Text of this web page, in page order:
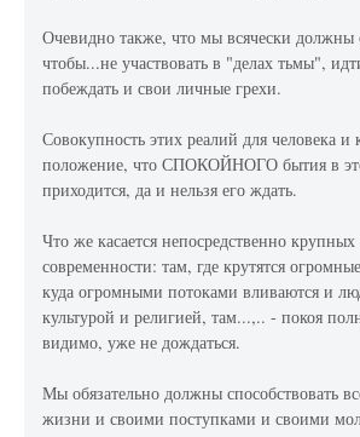
Очевидно также, что мы всячески должны
чтобы...не участвовать в "делах тьмы",
побеждать и свои личные грехи.
Совокупность этих реалий для человека и
положение, что СПОКОЙНОГО бытия в
приходится, да и нельзя его ждать.
Что же касается непосредственно
современности: там, где крутятся
куда огромными потоками вливаются и
культурой и религией, там...,.. - покоя
видимо, уже не дождаться.
Мы обязательно должны способствовать
жизни и своими поступками и своими